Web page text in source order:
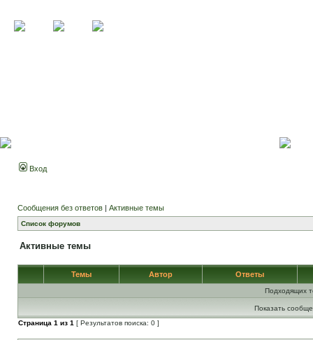
Вход
Сообщения без ответов | Активные темы
Список форумов
Активные темы
Темы Автор Ответы
Подходящих
Показать
Страница 1 из 1 [ Результатов поиска: 0 ]